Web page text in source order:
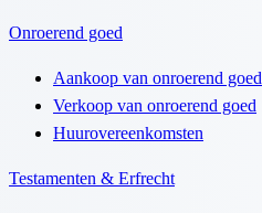
Onroerend goed
Aankoop van onroerend goed
Verkoop van onroerend goed
Huurovereenkomsten
Testamenten & Erfrecht